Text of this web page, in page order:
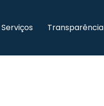
Serviços Transparência